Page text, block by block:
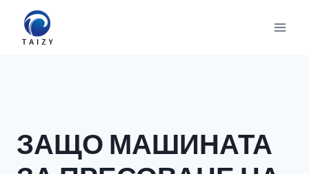
съдържанието
ЗАЩО МАШИНАТА